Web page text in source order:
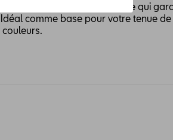
fabriqués en 100 % coton, ce qui
comme base pour votre tenue de